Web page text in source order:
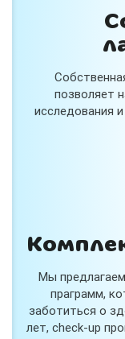
позволяет
исследования
Мы
праграмм,
заботиться о
лет, check-up
Я